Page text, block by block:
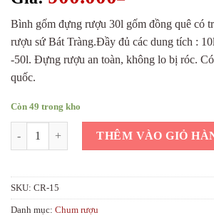
Bình gốm đựng rượu 30l gốm đồng quê có
rượu sứ Bát Tràng.Đầy đủ các dung tích :
-50l. Đựng rượu an toàn, không lo bị róc.
quốc.
Còn 49 trong kho
Bình gốm đựng rượu 30l đồng quê số lượng
THÊM VÀO GIỎ
SKU: CR-15
Danh mục: Chum rượu